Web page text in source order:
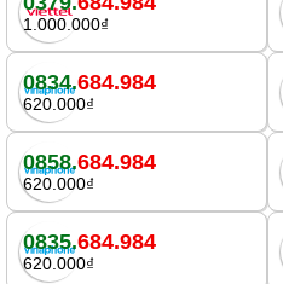
1.000.000₫
0834.684.984
620.000₫
0858.684.984
620.000₫
0835.684.984
620.000₫